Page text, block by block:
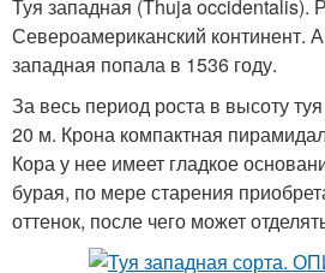
Туя западная (Thuja occidentalis).
Североамериканский континент.
западная попала в 1536 году.
За весь период роста в высоту
20 м. Крона компактная
Кора у нее имеет гладкое
бурая, по мере старения
оттенок, после чего может